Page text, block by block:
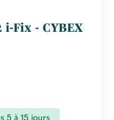
Fix - CYBEX
5 à 15 jours